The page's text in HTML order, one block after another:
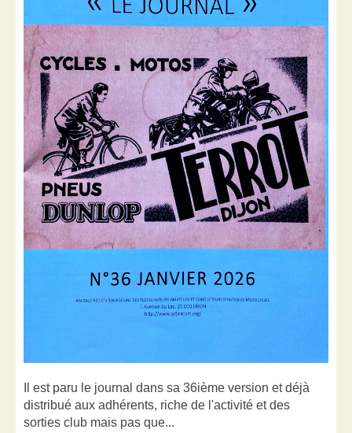
Il est paru le journal dans sa 36ième version et déjà
distribué aux adhérents, riche de l'activité et des
sorties club mais pas que...